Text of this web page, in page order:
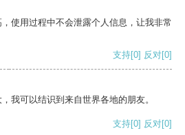
使用过程中不会泄露个人信息，让我非常
支持[0] 反对[0]
我可以结识到来自世界各地的朋友。
支持[0] 反对[0]